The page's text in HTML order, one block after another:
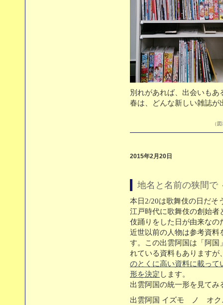
別れがあれば、出会いもあ
春は、どんな新しい雑誌が
（
2015年2月20日
地名と名前の狭間で
本日2/20は歌舞伎の日だそ
江戸時代に歌舞伎の創始者
伎踊りをした日が由来なの
近世以前の人物は参考資料
す。この出雲阿国は「阿国
れている資料もありますが
のとくに高い資料に載って
形を決定 します。
出雲阿国の統一形を見て
出雲阿国 イズモ ノ オク